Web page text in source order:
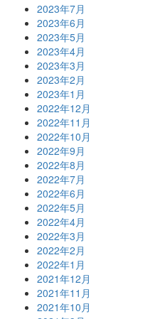
2023年7月
2023年6月
2023年5月
2023年4月
2023年3月
2023年2月
2023年1月
2022年12月
2022年11月
2022年10月
2022年9月
2022年8月
2022年7月
2022年6月
2022年5月
2022年4月
2022年3月
2022年2月
2022年1月
2021年12月
2021年11月
2021年10月